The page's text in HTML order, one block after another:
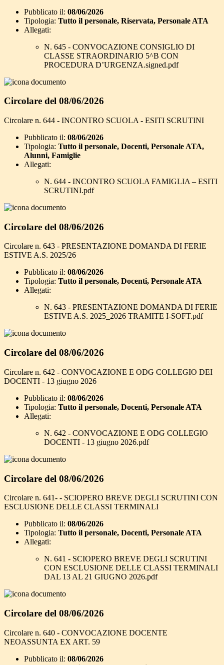
Pubblicato il: 08/06/2026
Tipologia: Tutto il personale, Riservata, Personale ATA
Allegati:
N. 645 - CONVOCAZIONE CONSIGLIO DI
CLASSE STRAORDINARIO 5^B CON
PROCEDURA D’URGENZA.signed.pdf
Circolare del 08/06/2026
Circolare n. 644 - INCONTRO SCUOLA - ESITI SCRUTINI
Pubblicato il: 08/06/2026
Tipologia: Tutto il personale, Docenti, Personale ATA,
Alunni, Famiglie
Allegati:
N. 644 - INCONTRO SCUOLA FAMIGLIA – ESITI
SCRUTINI.pdf
Circolare del 08/06/2026
Circolare n. 643 - PRESENTAZIONE DOMANDA DI FERIE
ESTIVE A.S. 2025/26
Pubblicato il: 08/06/2026
Tipologia: Tutto il personale, Docenti, Personale ATA
Allegati:
N. 643 - PRESENTAZIONE DOMANDA DI FERIE
ESTIVE A.S. 2025_2026 TRAMITE I-SOFT.pdf
Circolare del 08/06/2026
Circolare n. 642 - CONVOCAZIONE E ODG COLLEGIO DEI
DOCENTI - 13 giugno 2026
Pubblicato il: 08/06/2026
Tipologia: Tutto il personale, Docenti, Personale ATA
Allegati:
N. 642 - CONVOCAZIONE E ODG COLLEGIO
DOCENTI - 13 giugno 2026.pdf
Circolare del 08/06/2026
Circolare n. 641- - SCIOPERO BREVE DEGLI SCRUTINI CON
ESCLUSIONE DELLE CLASSI TERMINALI
Pubblicato il: 08/06/2026
Tipologia: Tutto il personale, Docenti, Personale ATA
Allegati:
N. 641 - SCIOPERO BREVE DEGLI SCRUTINI
CON ESCLUSIONE DELLE CLASSI TERMINALI
DAL 13 AL 21 GIUGNO 2026.pdf
Circolare del 08/06/2026
Circolare n. 640 - CONVOCAZIONE DOCENTE
NEOASSUNTA EX ART. 59
Pubblicato il: 08/06/2026